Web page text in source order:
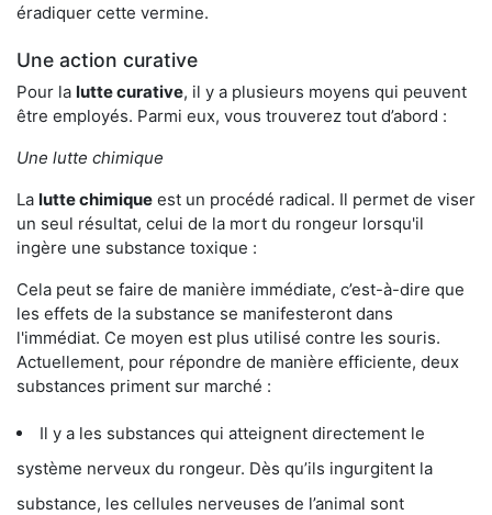
éradiquer cette vermine.
Une action curative
Pour la lutte curative, il y a plusieurs moyens qui peuvent
être employés. Parmi eux, vous trouverez tout d’abord :
Une lutte chimique
La lutte chimique est un procédé radical. Il permet de viser
un seul résultat, celui de la mort du rongeur lorsqu'il
ingère une substance toxique :
Cela peut se faire de manière immédiate, c’est-à-dire que
les effets de la substance se manifesteront dans
l'immédiat. Ce moyen est plus utilisé contre les souris.
Actuellement, pour répondre de manière efficiente, deux
substances priment sur marché :
Il y a les substances qui atteignent directement le
système nerveux du rongeur. Dès qu’ils ingurgitent la
substance, les cellules nerveuses de l’animal sont